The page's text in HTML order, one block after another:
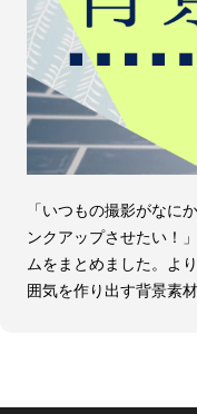
「いつもの撮影がなに
ンクアップさせたい！
ムをまとめました。よ
囲気を作り出す背景素